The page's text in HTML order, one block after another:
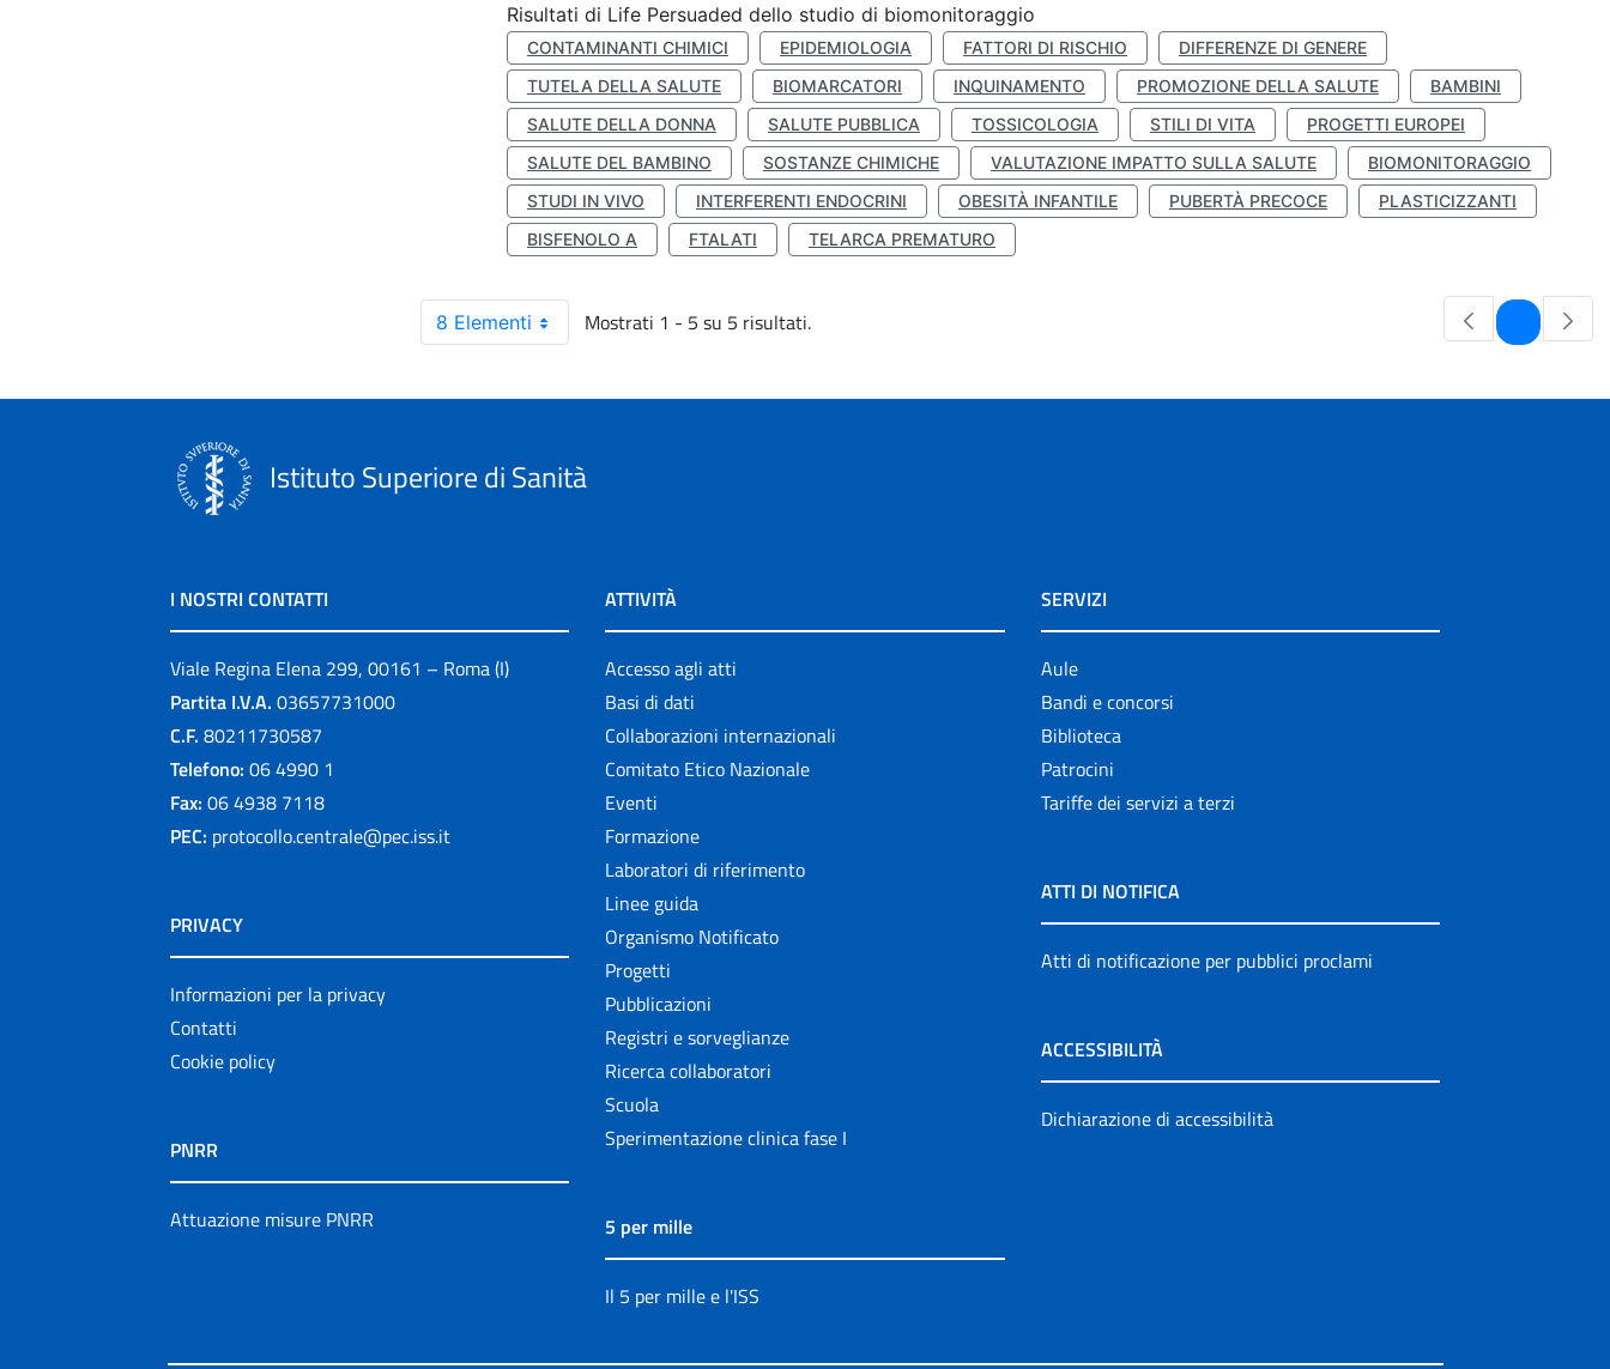
Risultati di Life Persuaded dello studio di biomonitoraggio
CONTAMINANTI CHIMICI EPIDEMIOLOGIA FATTORI DI RISCHIO
DIFFERENZE DI GENERE
TUTELA DELLA SALUTE
BIOMARCATORI INQUINAMENTO PROMOZIONE DELLA SALUTE
BAMBINI
SALUTE DELLA DONNA
SALUTE PUBBLICA TOSSICOLOGIA STILI DI VITA
PROGETTI EUROPEI
SALUTE DEL BAMBINO
SOSTANZE CHIMICHE VALUTAZIONE IMPATTO SULLA SALUTE
BIOMONITORAGGIO
STUDI IN VIVO
INTERFERENTI ENDOCRINI OBESITÀ INFANTILE PUBERTÀ PRECOCE
PLASTICIZZANTI
BISFENOLO A
FTALATI TELARCA PREMATURO
8 Elementi Mostrati 1 - 5 su 5 risultati. Pagina
Istituto Superiore di Sanità
I NOSTRI CONTATTI
Viale Regina Elena 299, 00161 – Roma (I)
Partita I.V.A. 03657731000
C.F. 80211730587
Telefono: 06 4990 1
Fax: 06 4938 7118
PEC: protocollo.centrale@pec.iss.it
PRIVACY
Informazioni per la privacy
Contatti
Cookie policy
PNRR
Attuazione misure PNRR
ATTIVITÀ
Accesso agli atti
Basi di dati
Collaborazioni internazionali
Comitato Etico Nazionale
Eventi
Formazione
Laboratori di riferimento
Linee guida
Organismo Notificato
Progetti
Pubblicazioni
Registri e sorveglianze
Ricerca collaboratori
Scuola
Sperimentazione clinica fase I
5 per mille
Il 5 per mille e l'ISS
SERVIZI
Aule
Bandi e concorsi
Biblioteca
Patrocini
Tariffe dei servizi a terzi
ATTI DI NOTIFICA
Atti di notificazione per pubblici proclami
ACCESSIBILITÀ
Dichiarazione di accessibilità